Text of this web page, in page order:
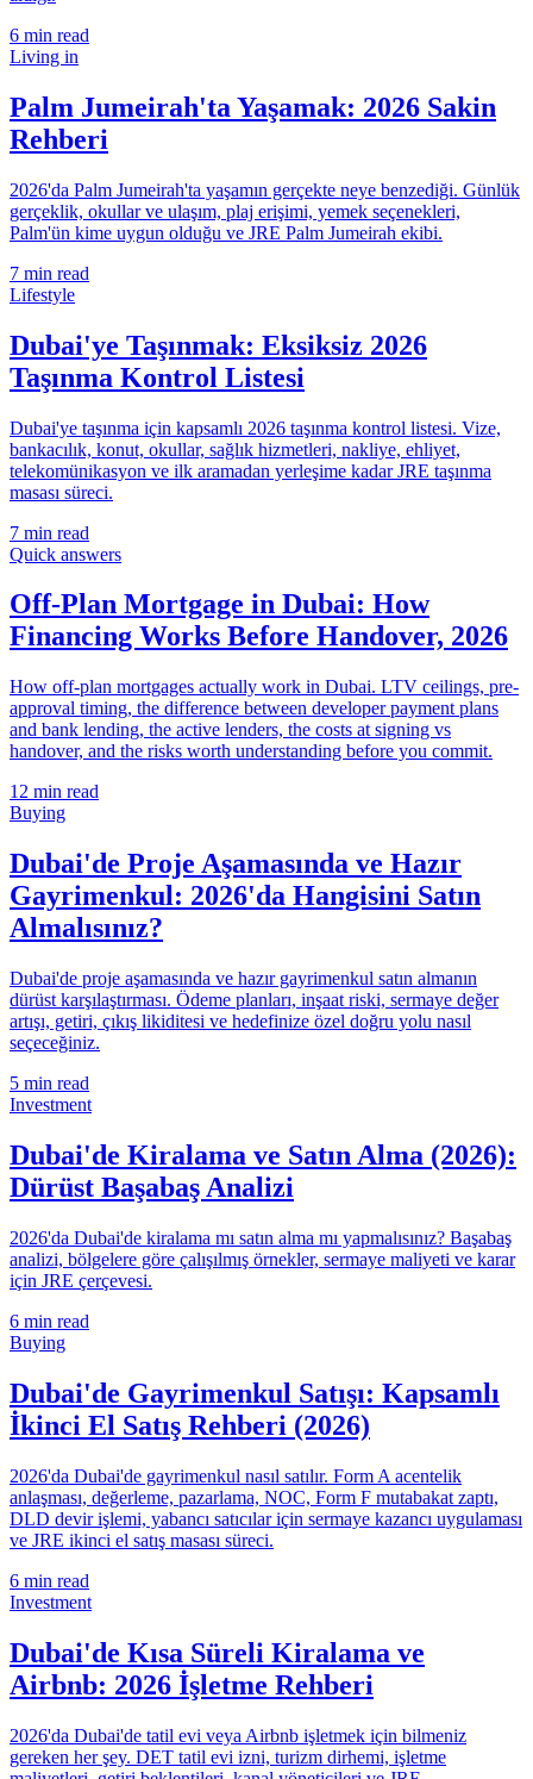
6 min read
Living in
Palm Jumeirah'ta Yaşamak: 2026 Sakin
Rehberi
2026'da Palm Jumeirah'ta yaşamın gerçekte neye benzediği. Günlük
gerçeklik, okullar ve ulaşım, plaj erişimi, yemek seçenekleri,
Palm'ün kime uygun olduğu ve JRE Palm Jumeirah ekibi.
7 min read
Lifestyle
Dubai'ye Taşınmak: Eksiksiz 2026
Taşınma Kontrol Listesi
Dubai'ye taşınma için kapsamlı 2026 taşınma kontrol listesi. Vize,
bankacılık, konut, okullar, sağlık hizmetleri, nakliye, ehliyet,
telekomünikasyon ve ilk aramadan yerleşime kadar JRE taşınma
masası süreci.
7 min read
Quick answers
Off-Plan Mortgage in Dubai: How
Financing Works Before Handover, 2026
How off-plan mortgages actually work in Dubai. LTV ceilings, pre-
approval timing, the difference between developer payment plans
and bank lending, the active lenders, the costs at signing vs
handover, and the risks worth understanding before you commit.
12 min read
Buying
Dubai'de Proje Aşamasında ve Hazır
Gayrimenkul: 2026'da Hangisini Satın
Almalısınız?
Dubai'de proje aşamasında ve hazır gayrimenkul satın almanın
dürüst karşılaştırması. Ödeme planları, inşaat riski, sermaye değer
artışı, getiri, çıkış likiditesi ve hedefinize özel doğru yolu nasıl
seçeceğiniz.
5 min read
Investment
Dubai'de Kiralama ve Satın Alma (2026):
Dürüst Başabaş Analizi
2026'da Dubai'de kiralama mı satın alma mı yapmalısınız? Başabaş
analizi, bölgelere göre çalışılmış örnekler, sermaye maliyeti ve karar
için JRE çerçevesi.
6 min read
Buying
Dubai'de Gayrimenkul Satışı: Kapsamlı
İkinci El Satış Rehberi (2026)
2026'da Dubai'de gayrimenkul nasıl satılır. Form A acentelik
anlaşması, değerleme, pazarlama, NOC, Form F mutabakat zaptı,
DLD devir işlemi, yabancı satıcılar için sermaye kazancı uygulaması
ve JRE ikinci el satış masası süreci.
6 min read
Investment
Dubai'de Kısa Süreli Kiralama ve
Airbnb: 2026 İşletme Rehberi
2026'da Dubai'de tatil evi veya Airbnb işletmek için bilmeniz
gereken her şey. DET tatil evi izni, turizm dirhemi, işletme